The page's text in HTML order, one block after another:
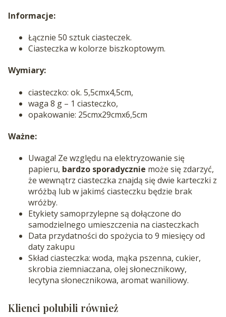
Informacje:
Łącznie 50 sztuk ciasteczek.
Ciasteczka w kolorze biszkoptowym.
Wymiary:
ciasteczko: ok. 5,5cmx4,5cm,
waga 8 g – 1 ciasteczko,
opakowanie: 25cmx29cmx6,5cm
Ważne:
Uwaga! Ze względu na elektryzowanie się
papieru, bardzo sporadycznie może się zdarzyć,
że wewnątrz ciasteczka znajdą się dwie karteczki z
wróżbą lub w jakimś ciasteczku będzie brak
wróżby.
Etykiety samoprzylepne są dołączone do
samodzielnego umieszczenia na ciasteczkach
Data przydatności do spożycia to 9 miesięcy od
daty zakupu
Skład ciasteczka: woda, mąka pszenna, cukier,
skrobia ziemniaczana, olej słonecznikowy,
lecytyna słonecznikowa, aromat waniliowy.
Klienci polubili również